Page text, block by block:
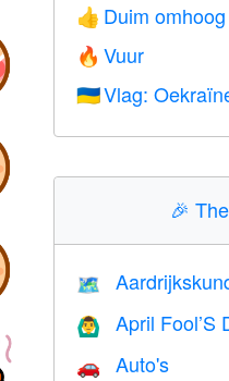
👍 Duim omhoog
🔥 Vuur
🇺🇦Vlag:
🎉
🗺
🙆‍♂️ April Fool’S
🚗 Auto's